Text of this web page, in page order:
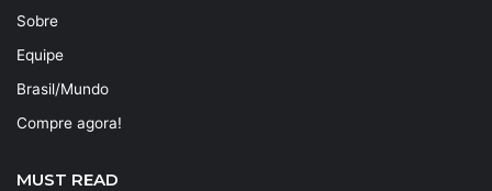
Sobre
Equipe
Brasil/Mundo
Compre agora!
MUST READ